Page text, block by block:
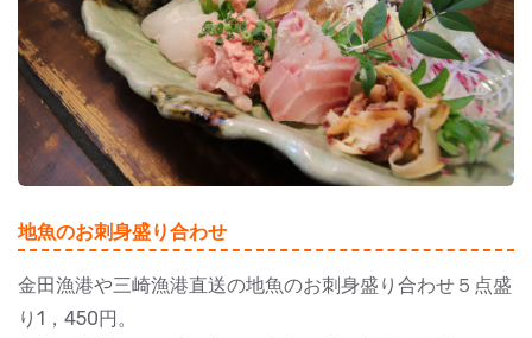
地魚のお刺身盛り合わせ
金田漁港や三崎漁港直送の地魚のお刺身盛り合わせ５点盛
り1，450円。